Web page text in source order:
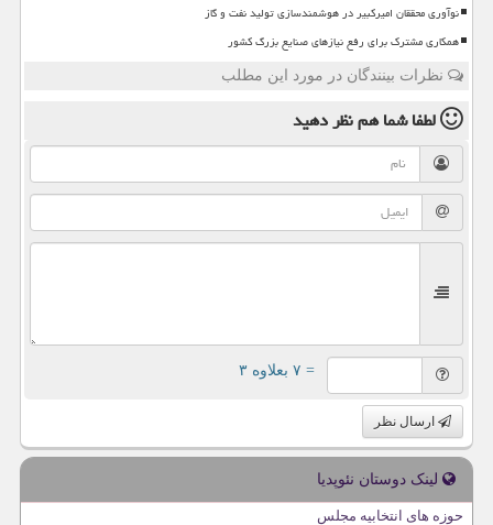
نوآوری محققان امیرکبیر در هوشمندسازی تولید نفت و گاز
همکاری مشترک برای رفع نیازهای صنایع بزرگ کشور
نظرات بینندگان در مورد این مطلب
لطفا شما همنظر دهید
= ۷ بعلاوه ۳
ارسال نظر
لینک دوستان نئوپدیا
حوزه های انتخابیه مجلس